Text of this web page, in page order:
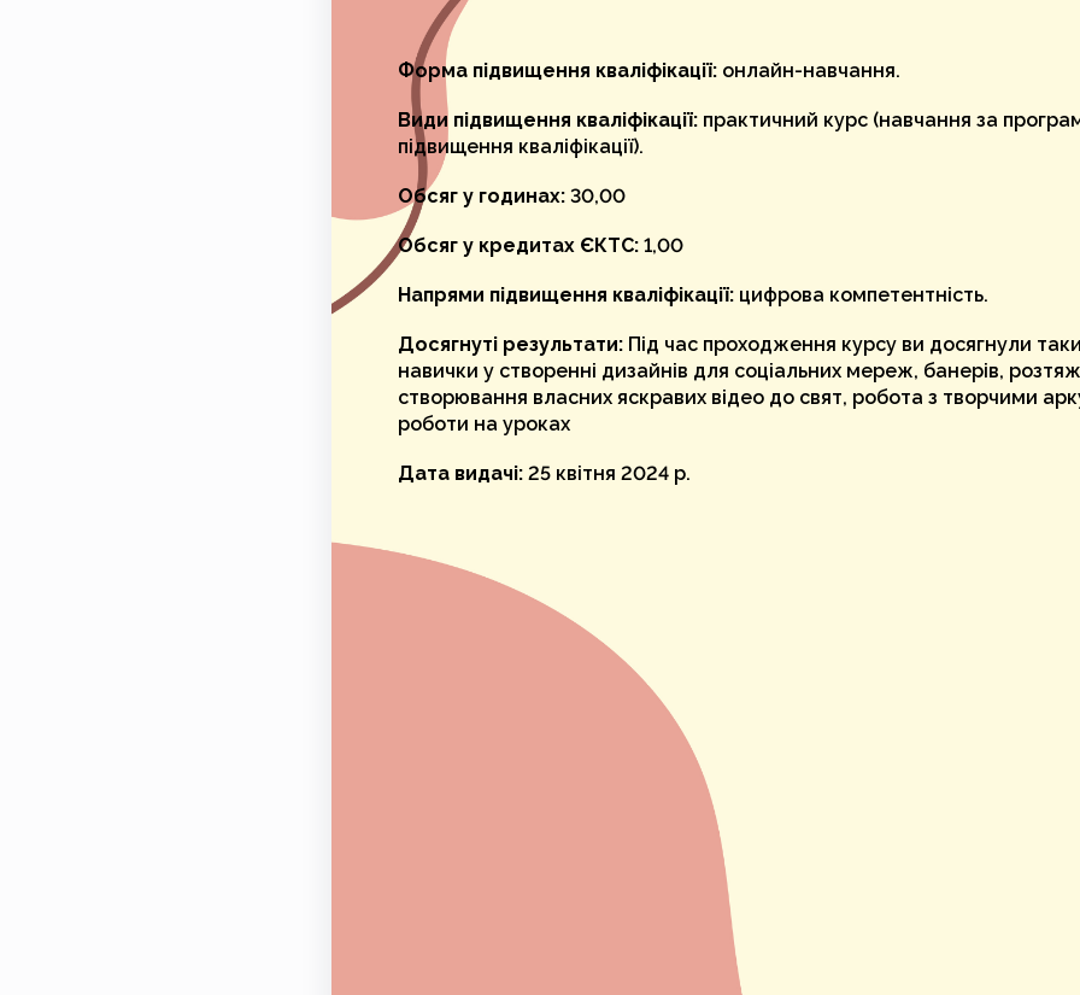
Форма підвищення кваліфікації: онлайн-навчання.
Види підвищення кваліфікації: практичний курс (навчання за
підвищення кваліфікації).
Обсяг у годинах: 30,00
Обсяг у кредитах ЄКТС: 1,00
Напрями підвищення кваліфікації: цифрова компетентність.
Досягнуті результати: Під час проходження курсу ви досягнули
навички у створенні дизайнів для соціальних мереж, банерів,
створювання власних яскравих відео до свят, робота з творчими
роботи на уроках
Дата видачі: 25 квітня 2024 р.